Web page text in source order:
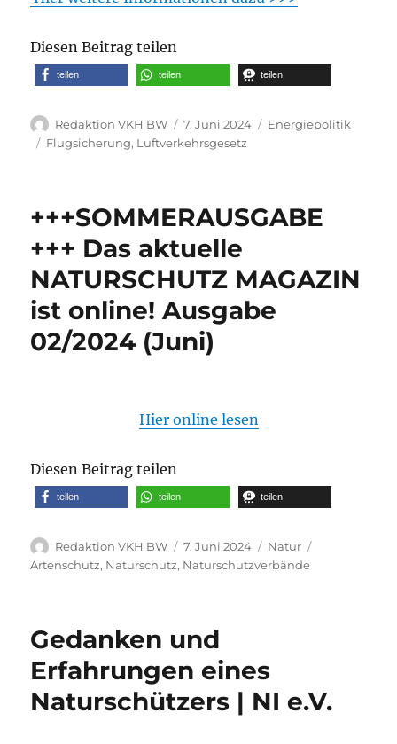
Diesen Beitrag teilen
teilen teilen teilen
Autor
Redaktion VKH BW
Veröffentlicht
am
7. Juni 2024 Kategorien
Energiepolitik
Schlagwörter
Flugsicherung, Luftverkehrsgesetz
+++SOMMERAUSGABE
+++ Das aktuelle
NATURSCHUTZ MAGAZIN
ist online! Ausgabe
02/2024 (Juni)
Hier online lesen
Diesen Beitrag teilen
teilen teilen teilen
Autor
Redaktion VKH BW
Veröffentlicht
am
7. Juni 2024 Kategorien
Natur
Artenschutz, Naturschutz, Naturschutzverbände
Gedanken und
Erfahrungen eines
Naturschützers | NI e.V.